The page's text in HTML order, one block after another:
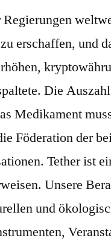
erschaffen, und
Die
Medikament
Föderation der
Tether ist
Unsere
und